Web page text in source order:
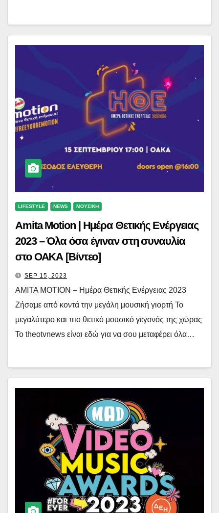
LIFESTYLE NEWS ΜΟΥΣΙΚΗ
Amita Motion | Ημέρα Θετικής Ενέργειας
2023 – Όλα όσα έγιναν στη συναυλία
στο ΟΑΚΑ [Βίντεο]
SEP 15, 2023
AMITA MOTION – Ημέρα Θετικής Ενέργειας 2023
Ζήσαμε από κοντά την μεγάλη μουσική γιορτή Το
μεγαλύτερο και πιο θετικό μουσικό γεγονός της χώρας
Το theotvnews είναι εδώ για να σου μεταφέρει όλα…